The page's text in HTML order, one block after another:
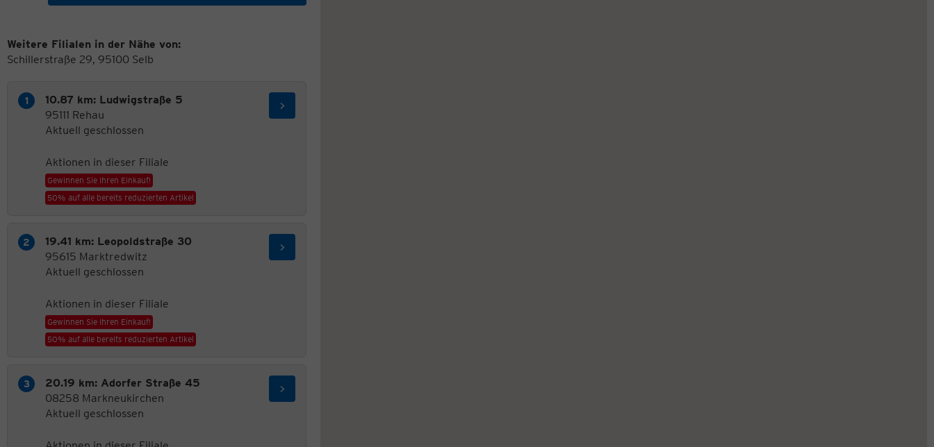
Weitere Filialen in der Nähe von:
Schillerstraße 29, 95100 Selb
10.87 km: Ludwigstraße 5
95111 Rehau
Aktuell geschlossen
Aktionen in dieser Filiale
Gewinnen Sie Ihren Einkauf!
50% auf alle bereits reduzierten Artikel
19.41 km: Leopoldstraße 30
95615 Marktredwitz
Aktuell geschlossen
Aktionen in dieser Filiale
Gewinnen Sie Ihren Einkauf!
50% auf alle bereits reduzierten Artikel
20.19 km: Adorfer Straße 45
08258 Markneukirchen
Aktuell geschlossen